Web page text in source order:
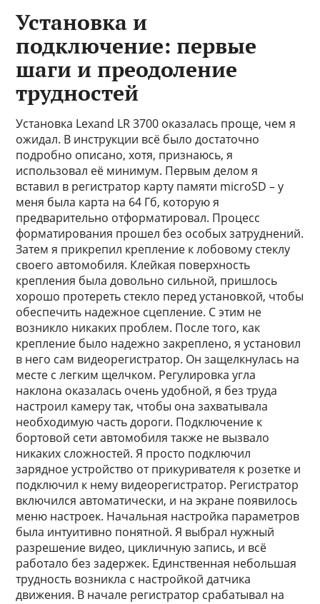
Установка и
подключение: первые
шаги и преодоление
трудностей
Установка Lexand LR 3700 оказалась проще, чем я
ожидал. В инструкции всё было достаточно
подробно описано, хотя, признаюсь, я
использовал её минимум. Первым делом я
вставил в регистратор карту памяти microSD – у
меня была карта на 64 Гб, которую я
предварительно отформатировал. Процесс
форматирования прошел без особых затруднений.
Затем я прикрепил крепление к лобовому стеклу
своего автомобиля. Клейкая поверхность
крепления была довольно сильной, пришлось
хорошо протереть стекло перед установкой, чтобы
обеспечить надежное сцепление. С этим не
возникло никаких проблем. После того, как
крепление было надежно закреплено, я установил
в него сам видеорегистратор. Он защелкнулась на
месте с легким щелчком. Регулировка угла
наклона оказалась очень удобной, я без труда
настроил камеру так, чтобы она захватывала
необходимую часть дороги. Подключение к
бортовой сети автомобиля также не вызвало
никаких сложностей. Я просто подключил
зарядное устройство от прикуривателя к розетке и
подключил к нему видеорегистратор. Регистратор
включился автоматически, и на экране появилось
меню настроек. Начальная настройка параметров
была интуитивно понятной. Я выбрал нужный
разрешение видео, цикличную запись, и всё
работало без задержек. Единственная небольшая
трудность возникла с настройкой датчика
движения. В начале регистратор срабатывал на